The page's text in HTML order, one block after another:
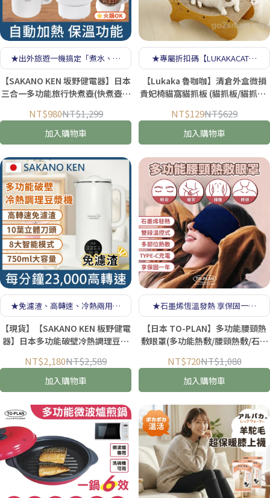
★出外旅遊一機搞定「煮水、烹
煮、盛裝」官網加贈洗碗布★
【SAKANO KEN 坂野健電器】日本
三合一多功能旅行快煮壺(快煮壺推
水壺推薦)
NT$980NT$1,299
加入購物車
★專屬折扣碼【LUKAKACAT】
★
【Lukaka 魯咖咖】清倉外盒微損
貴妃椅貓窩貓抓板 (貓抓板/貓抓窩/
NT$129NT$629
加入購物車
★免濾渣、高轉速、冷熱兩用、
極簡美學 ★贈洗碗布★
【現貨】【SAKANO KEN 板野健電
器】日本多功能破壁冷熱調理豆漿
豆漿機推薦/豆漿研磨機)
NT$2,180NT$2,589
加入購物車
★石墨烯恆溫發熱 享保固一年
★
【日本 TO-PLAN】多功能腰頸熱
敷眼罩(多功能熱敷/腰頸熱敷/石墨
溫發熱)
NT$720NT$1,080
加入購物車